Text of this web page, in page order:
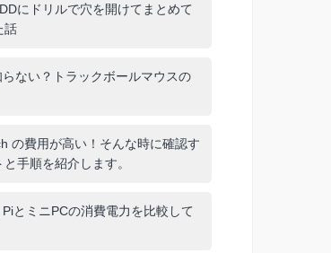
にドリルで穴を開けてまとめて
話
ない？トラックボールマウスの
の費用が高い！そんな時に確認す
手順を紹介します。
とミニPCの消費電力を比較して